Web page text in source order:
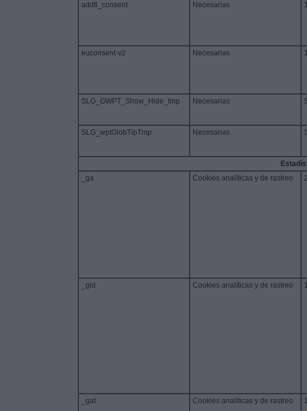
addtl_consent
Necesarias
euconsent-v2
Necesarias
SLG_GWPT_Show_Hide_tmp
Necesarias
SLG_wptGlobTipTmp
Necesarias
_ga
Cookies analíticas y de rastreo
_gid
Cookies analíticas y de rastreo
_gat
Cookies analíticas y de rastreo